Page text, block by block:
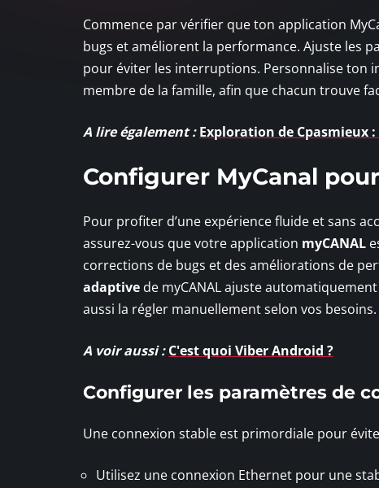
Commence par vérifier que ton application
bugs et améliorent la performance. Ajuste les
pour éviter les interruptions. Personnalise ton
membre de la famille, afin que chacun trouve
A lire également : Exploration de Cpasmieux
Configurer MyCanal
Pour profiter d’une expérience fluide et sans
assurez-vous que votre application myCANAL
corrections de bugs et des améliorations de
adaptive de myCANAL ajuste
aussi la régler manuellement selon vos besoins.
A voir aussi : C'est quoi Viber Android ?
Configurer les paramètres de
Une connexion stable est primordiale pour
Utilisez une connexion Ethernet pour une